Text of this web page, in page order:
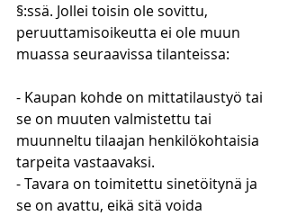
§:ssä. Jollei toisin ole sovittu,
peruuttamisoikeutta ei ole muun
muassa seuraavissa tilanteissa:
- Kaupan kohde on mittatilaustyö tai
se on muuten valmistettu tai
muunneltu tilaajan henkilökohtaisia
tarpeita vastaavaksi.
- Tavara on toimitettu sinetöitynä ja
se on avattu, eikä sitä voida